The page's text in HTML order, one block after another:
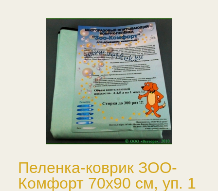
Пеленка-коврик ЗОО-
Комфорт 70x90 см, уп. 1